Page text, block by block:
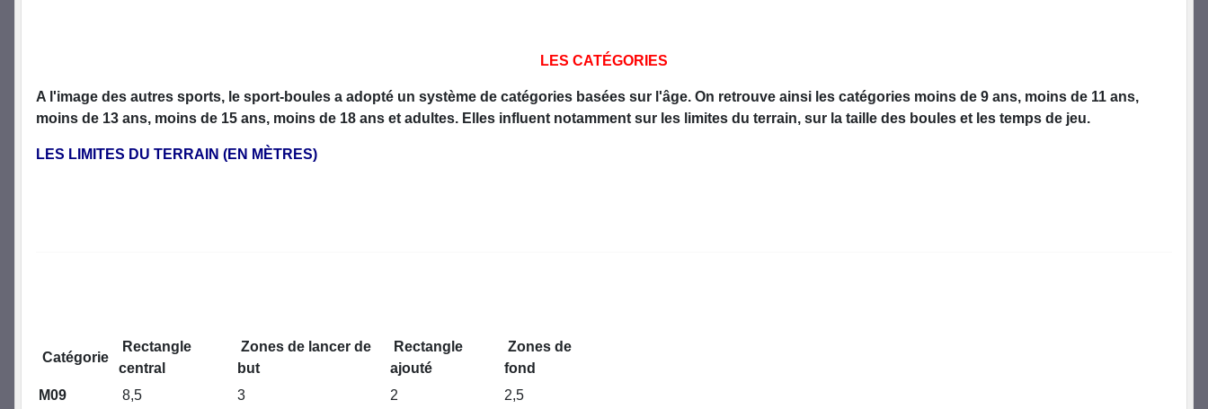
LES CATÉGORIES
A l'image des autres sports, le sport-boules a adopté un système de catégories basées sur l'âge. On retrouve ainsi les catégories moins de 9 ans, moins de 11 ans,
moins de 13 ans, moins de 15 ans, moins de 18 ans et adultes. Elles influent notamment sur les limites du terrain, sur la taille des boules et les temps de jeu.
LES LIMITES DU TERRAIN (EN MÈTRES)
Catégorie
Rectangle
central
Zones de lancer de
but
Rectangle
ajouté
Zones de
fond
M09
8,5 3 2
2,5